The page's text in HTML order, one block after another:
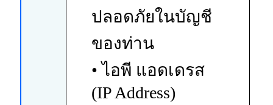
ปลอดภัยในบัญชี
ของท่าน
• ไอพี แอดเดรส
(IP Address)